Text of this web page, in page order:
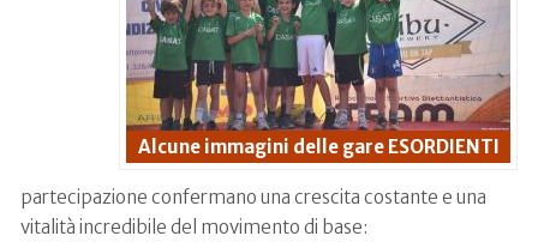
Alcune immagini delle gare ESORDIENTI
partecipazione confermano una crescita costante e una
vitalità incredibile del movimento di base: